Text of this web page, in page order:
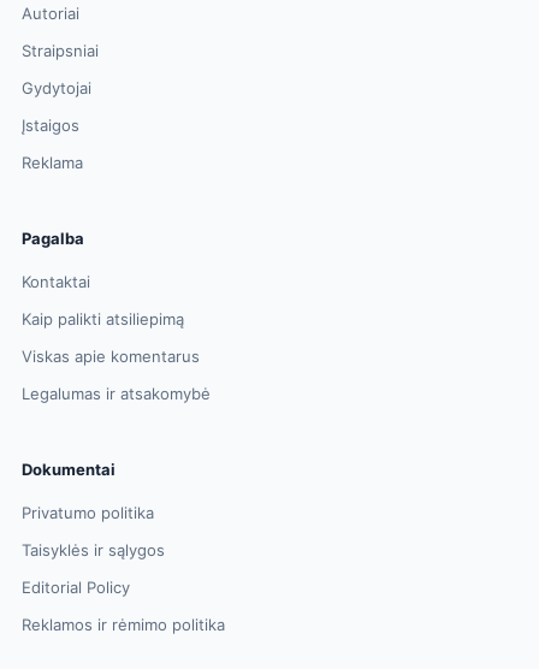
Autoriai
Straipsniai
Gydytojai
Įstaigos
Reklama
Pagalba
Kontaktai
Kaip palikti atsiliepimą
Viskas apie komentarus
Legalumas ir atsakomybė
Dokumentai
Privatumo politika
Taisyklės ir sąlygos
Editorial Policy
Reklamos ir rėmimo politika